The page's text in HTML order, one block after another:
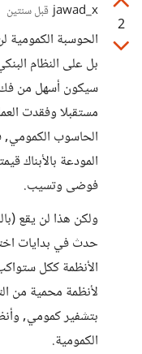
2
jawad_x قبل سنتين
الحوسبة
بل على النظام
سيكون أسهل من فك
مستقبلا وفقدت
الحاسوب الكمومي,
المودعة بالأبناك
فوضى وتسيب.
ولكن هذا لن يقع
حدث في بدايات
الأنظمة ككل
لأنظمة محمية من
بتشفير كمومي,
الكمومية.